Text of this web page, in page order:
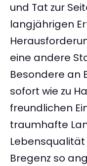
und Tat zur
langjährigen
eine andere
Besondere an
sofort wie zu
freundlichen
traumhafte
Bregenz so